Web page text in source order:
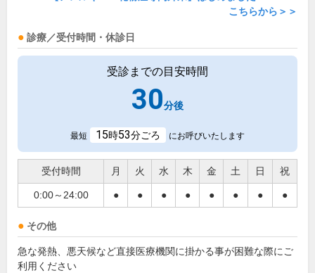
こちらから＞＞
診療／受付時間・休診日
受診までの目安時間
30分後
最短 15時53分ごろ にお呼びいたします
受付時間 月 火 水 木 金 土 日 祝
0:00～24:00 ● ● ● ● ● ● ● ●
その他
急な発熱、悪天候など直接医療機関に掛かる事が困難な際にご
利用ください